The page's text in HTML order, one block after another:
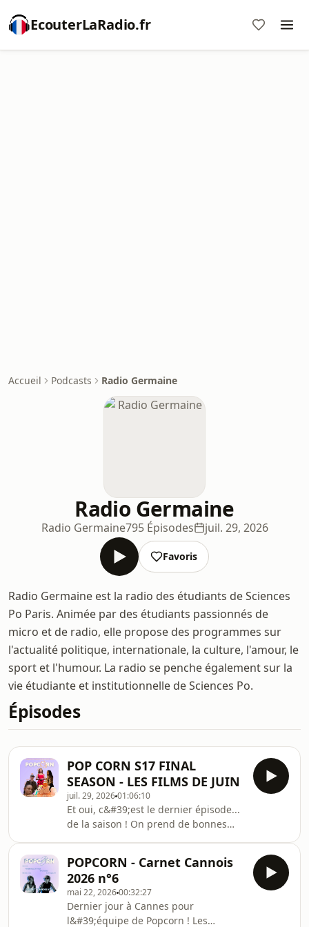
EcouterLaRadio.fr
Accueil Podcasts Radio Germaine
Radio Germaine
Radio Germaine795 Épisodes juil. 29, 2026
Favoris
Radio Germaine est la radio des étudiants de Sciences
Po Paris. Animée par des étudiants passionnés de
micro et de radio, elle propose des programmes sur
l'actualité politique, internationale, la culture, l'amour, le
sport et l'humour. La radio se penche également sur la
vie étudiante et institutionnelle de Sciences Po.
Épisodes
POP CORN S17 FINAL
SEASON - LES FILMS DE JUIN
juil. 29, 202601:06:10
Et oui, c&#39;est le dernier épisode...
de la saison ! On prend de bonnes
quelques recommandations ou non à
partir des films sortis au mois de juin
et au début de juillet.De bonnes
vacances à vous tous et à
POPCORN - Carnet Cannois
2026 n°6
mai 22, 202600:32:27
Dernier jour à Cannes pour
l&#39;équipe de Popcorn ! Les